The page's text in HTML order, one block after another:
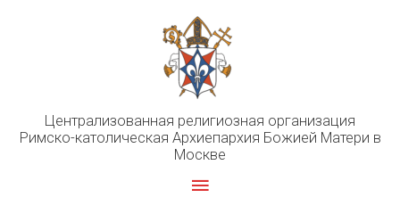
Централизованная религиозная организация
Римско-католическая Архиепархия Божией Матери в
Москве
Главное